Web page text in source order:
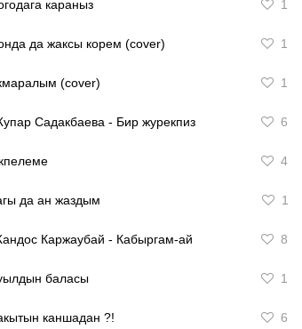
караныз 1
да жаксы корем (cover) 1
(cover) 1
Садакбаева - Бир журекпиз 6
4
да ан жаздым 1
Каржаубай - Кабыргам-ай 8
баласы 1
каншадан ?! 6